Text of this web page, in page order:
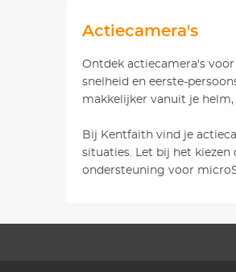
Actiecamera's
Ontdek actiecamera's
snelheid en eerste-
makkelijker vanuit je helm,
Bij Kentfaith vind je
situaties. Let bij het
ondersteuning voor